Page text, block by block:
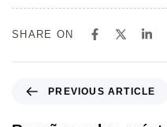
SHARE ON
PREVIOUS ARTICLE